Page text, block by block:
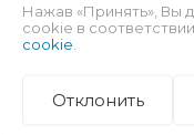
Нажав «Принять», Вы
cookie в
cookie
Отклонить